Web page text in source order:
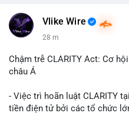
Vlike Wire
28 m
Chậm trễ CLARITY Act: Cơ
châu Á
- Việc trì hoãn luật CLARITY
tiền điện tử bởi các tổ chức